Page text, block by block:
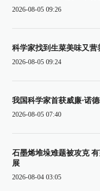
2026-08-05 09:26
科学家找到生菜美味又营
2026-08-05 09:24
我国科学家首获威廉·诺
2026-08-05 07:40
石墨烯堆垛难题被攻克
展
2026-08-04 03:05